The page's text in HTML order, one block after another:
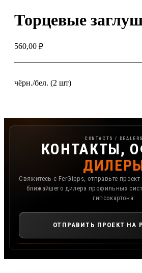
Торцевые
560,00 ₽
чёрн./бел. (2 шт)
Контакты, офис и дилеры
CONTACTS / DEALERS
КОНТАКТЫ,
Свяжитесь с FerGipps, отправьте
ближайшего дилера профильных
гипсокартона.
ОТПРАВИТЬ ПРОЕКТ НА